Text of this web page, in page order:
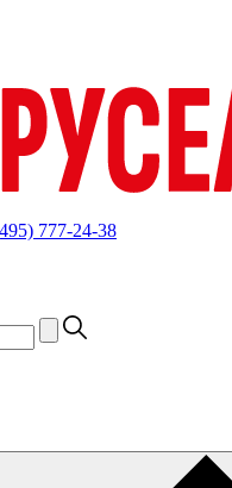
777-24-38